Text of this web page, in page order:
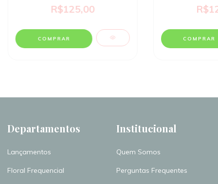
R$125,00
Departamentos
Lançamentos
Floral Frequencial
Institucional
Quem Somos
Perguntas Frequentes